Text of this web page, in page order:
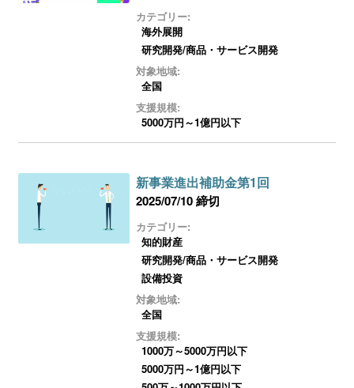
カテゴリー:
海外展開
研究開発/商品・サービス開発
対象地域:
全国
支援規模:
5000万円～1億円以下
新事業進出補助金第1回
2025/07/10 締切
カテゴリー:
知的財産
研究開発/商品・サービス開発
設備投資
対象地域:
全国
支援規模:
1000万～5000万円以下
5000万円～1億円以下